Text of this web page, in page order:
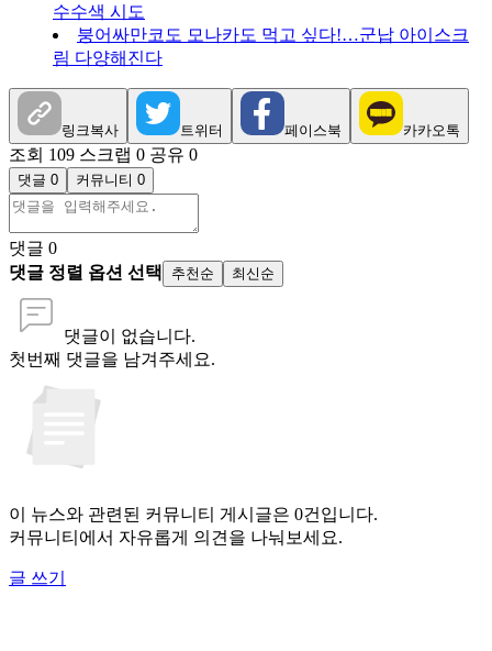
수수색 시도
붕어싸만코도 모나카도 먹고 싶다!…군납 아이스크
림 다양해진다
링크복사 트위터 페이스북 카카오톡
조회 109 스크랩 0 공유 0
댓글 0 커뮤니티 0
댓글 0
댓글 정렬 옵션 선택
추천순 최신순
댓글이 없습니다.
첫번째 댓글을 남겨주세요.
이 뉴스와 관련된 커뮤니티 게시글은 0건입니다.
커뮤니티에서 자유롭게 의견을 나눠보세요.
글 쓰기